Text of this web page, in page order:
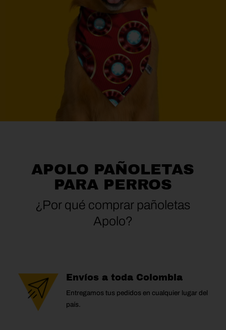
APOLO PAÑOLETAS
PARA PERROS
¿Por qué comprar pañoletas
Apolo?
Envíos a toda Colombia
Entregamos tus pedidos en cualquier lugar del
país.